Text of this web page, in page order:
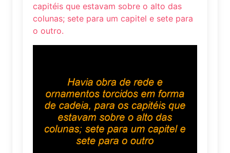
capitéis que estavam sobre o alto das
colunas; sete para um capitel e sete para
o outro.